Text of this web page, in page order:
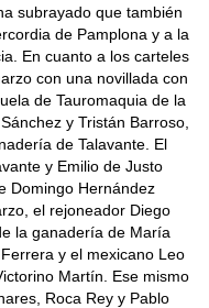
subrayado que también
de Pamplona y a la
En cuanto a los carteles
con una novillada con
de Tauromaquia de la
y Tristán Barroso,
de Talavante. El
y Emilio de Justo
Domingo Hernández
el rejoneador Diego
la ganadería de María
y el mexicano Leo
Martín. Ese mismo
Roca Rey y Pablo